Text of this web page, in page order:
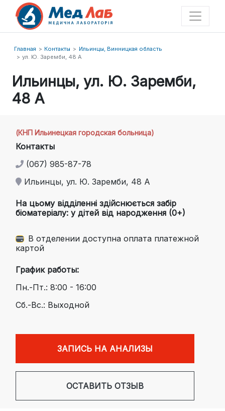
Главная Контакты
Ильинцы, Винницкая область
ул. Ю. Заремби, 48 А
Ильинцы, ул. Ю. Заремби,
48 А
(КНП Ильинецкая городская больница)
Контакты
(067) 985-87-78
Ильинцы, ул. Ю. Заремби, 48 А
На цьому відділенні здійснюється забір
біоматеріалу: у дітей від народження (0+)
В отделении доступна оплата платежной
картой
График работы:
Пн.-Пт.: 8:00 - 16:00
Сб.-Вс.: Выходной
ЗАПИСЬ НА АНАЛИЗЫ
ОСТАВИТЬ ОТЗЫВ